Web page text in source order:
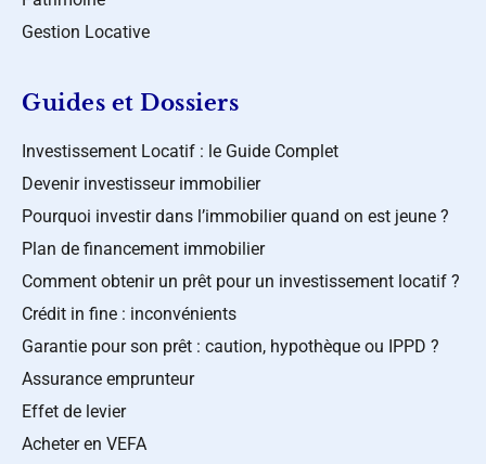
Gestion Locative
Guides et Dossiers
Investissement Locatif : le Guide Complet
Devenir investisseur immobilier
Pourquoi investir dans l’immobilier quand on est jeune ?
Plan de financement immobilier
Comment obtenir un prêt pour un investissement locatif ?
Crédit in fine : inconvénients
Garantie pour son prêt : caution, hypothèque ou IPPD ?
Assurance emprunteur
Effet de levier
Acheter en VEFA